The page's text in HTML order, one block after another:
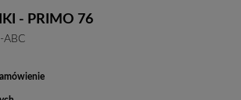
- PRIMO 76
ABC